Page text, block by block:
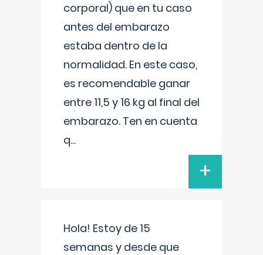
corporal) que en tu caso
antes del embarazo
estaba dentro de la
normalidad. En este caso,
es recomendable ganar
entre 11,5 y 16 kg al final del
embarazo. Ten en cuenta
q...
+
Hola! Estoy de 15
semanas y desde que